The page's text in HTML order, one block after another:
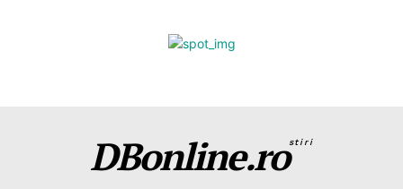
DBonline.rostiri